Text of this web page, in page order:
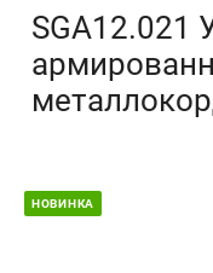
SGA12.021
НОВИНКА